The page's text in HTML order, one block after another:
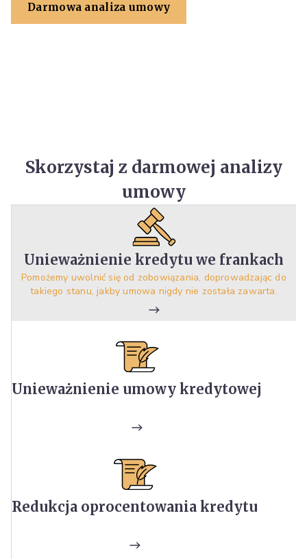
Darmowa analiza umowy
Skorzystaj z darmowej analizy
umowy
Unieważnienie kredytu we frankach
Pomożemy uwolnić się od zobowiązania, doprowadzając do
takiego stanu, jakby umowa nigdy nie została zawarta.
Unieważnienie umowy kredytowej
Redukcja oprocentowania kredytu